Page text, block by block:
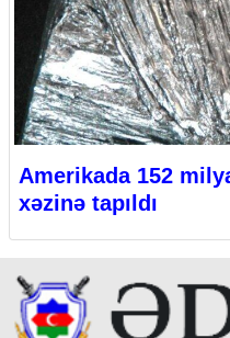
Amerikada 152
xəzinə tapıldı